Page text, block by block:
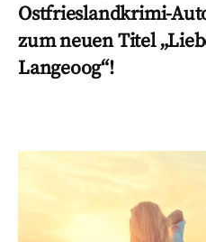
Ostfrieslandkrimi-
zum neuen Titel
Langeoog“!